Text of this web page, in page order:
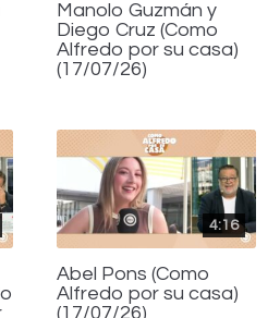
Manolo Guzmán y
Diego Cruz (Como
Alfredo por su casa)
(17/07/26)
4:16
Abel Pons (Como
Alfredo por su casa)
(17/07/26)